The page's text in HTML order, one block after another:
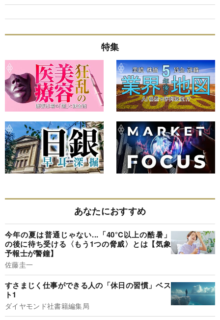
特集
あなたにおすすめ
今年の夏は普通じゃない...「40°C以上の酷暑」
の後に待ち受ける〈もう1つの脅威〉とは【気象
予報士が警鐘】
佐藤圭一
すさまじく仕事ができる人の「休日の習慣」ベス
ト1
ダイヤモンド社書籍編集局